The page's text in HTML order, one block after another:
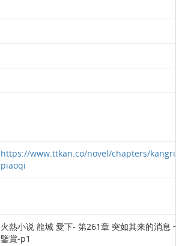
https://www.ttkan.co/novel/chapters/
piaoqi
火熱小说 龍城 愛下- 第261章 突如其来的消息
鑒賞-p1